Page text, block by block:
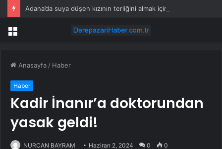
Menü
Anasayfa / Haber
Haber
Kadir İnanır’a doktorundan
yasak geldi!
NURCAN BAYRAM Haziran 2, 2024 0 0